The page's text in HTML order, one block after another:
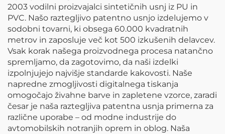
2003 vodilni proizvajalci sintetičnih usnj iz PU in
PVC. Našo raztegljivo patentno usnjo izdelujemo v
sodobni tovarni, ki obsega 60.000 kvadratnih
metrov in zaposluje več kot 500 izkušenih delavcev.
Vsak korak našega proizvodnega procesa natančno
spremljamo, da zagotovimo, da naši izdelki
izpolnjujejo najvišje standarde kakovosti. Naše
napredne zmogljivosti digitalnega tiskanja
omogočajo živahne barve in zapletene vzorce, zaradi
česar je naša raztegljiva patentna usnja primerna za
različne uporabe – od modne industrije do
avtomobilskih notranjih oprem in oblog. Naša